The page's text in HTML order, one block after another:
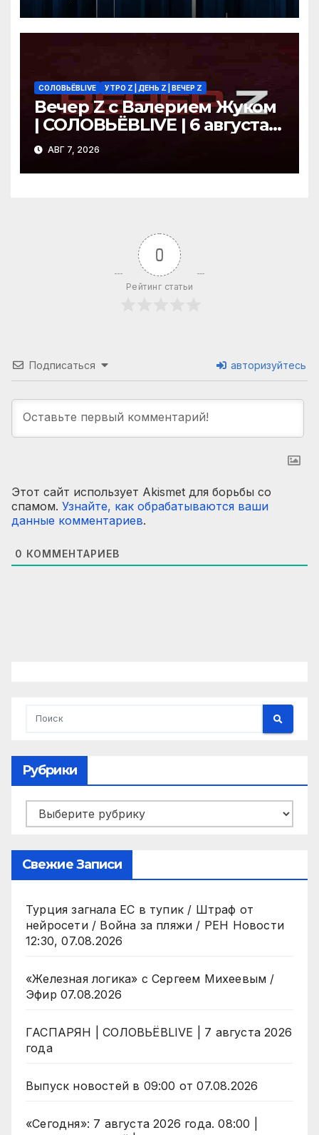
СОЛОВЬЁВLIVE УТРО Z | ДЕНЬ Z | ВЕЧЕР Z
Вечер Z с Валерием Жуком
| СОЛОВЬЁВLIVE | 6 августа
2026 года
АВГ 7, 2026
0
Рейтинг статьи
Подписаться авторизуйтесь
Этот сайт использует Akismet для борьбы со
спамом. Узнайте, как обрабатываются ваши
данные комментариев.
0 КОММЕНТАРИЕВ
Рубрики
Рубрики
Свежие Записи
Турция загнала ЕС в тупик / Штраф от
нейросети / Война за пляжи / РЕН Новости
12:30, 07.08.2026
«Железная логика» с Сергеем Михеевым /
Эфир 07.08.2026
ГАСПАРЯН | СОЛОВЬЁВLIVE | 7 августа 2026
года
Выпуск новостей в 09:00 от 07.08.2026
«Сегодня»: 7 августа 2026 года. 08:00 |